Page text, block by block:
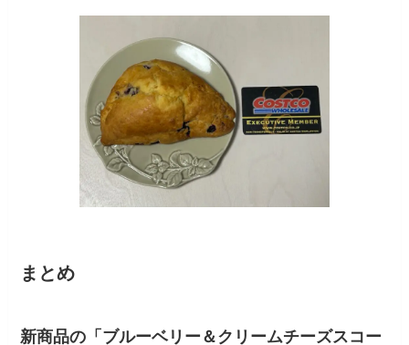
まとめ
新商品の「ブルーベリー＆クリームチーズスコー